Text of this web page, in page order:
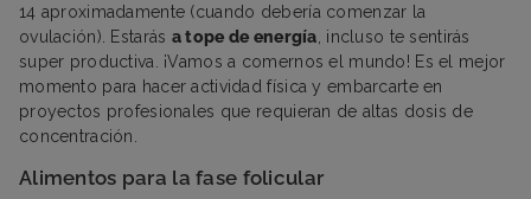
14 aproximadamente (cuando debería comenzar la
ovulación). Estarás a tope de energía , incluso te sentirás
super productiva. ¡Vamos a comernos el mundo! Es el mejor
momento para hacer actividad física y embarcarte en
proyectos profesionales que requieran de altas dosis de
concentración.
Alimentos para la fase folicular